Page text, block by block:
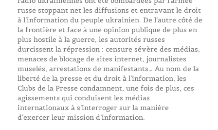
russe stoppant net les diffusions et entravant le droit
à l’information du peuple ukrainien. De l’autre côté de
la frontière et face à une opinion publique de plus en
plus hostile à la guerre, les autorités russes
durcissent la répression : censure sévère des médias,
menaces de blocage de sites internet, journalistes
muselés, arrestations de manifestants… Au nom de la
liberté de la presse et du droit à l’information, les
Clubs de la Presse condamnent, une fois de plus, ces
agissements qui conduisent les médias
internationaux à s’interroger sur la manière
d’exercer leur mission d’information.